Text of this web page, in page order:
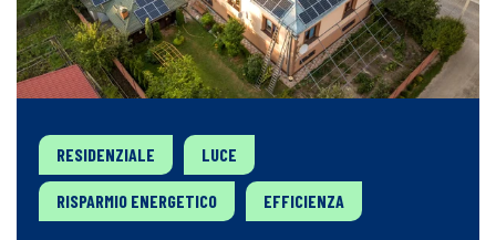
RESIDENZIALE LUCE
RISPARMIO ENERGETICO EFFICIENZA